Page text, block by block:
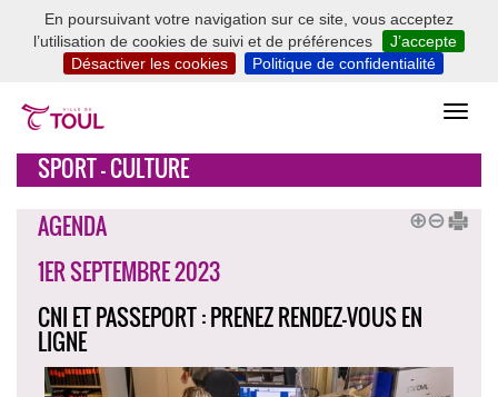
En poursuivant votre navigation sur ce site, vous acceptez
l’utilisation de cookies de suivi et de préférences
J’accepte
Désactiver les cookies
Politique de confidentialité
SPORT - CULTURE
AGENDA
1ER SEPTEMBRE 2023
CNI ET PASSEPORT : PRENEZ RENDEZ-VOUS EN
LIGNE